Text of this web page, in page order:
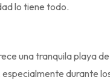
lo tiene todo.
una tranquila playa
durante